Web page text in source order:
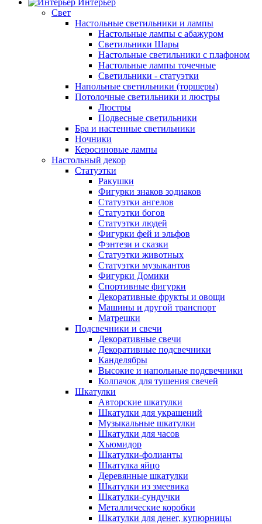
Интерьер
Свет
Настольные светильники и лампы
Настольные лампы с абажуром
Светильники Шары
Настольные светильники с плафоном
Настольные лампы точечные
Светильники - статуэтки
Напольные светильники (торшеры)
Потолочные светильники и люстры
Люстры
Подвесные светильники
Бра и настенные светильники
Ночники
Керосиновые лампы
Настольный декор
Статуэтки
Ракушки
Фигурки знаков зодиаков
Статуэтки ангелов
Статуэтки богов
Статуэтки людей
Фигурки фей и эльфов
Фэнтези и сказки
Статуэтки животных
Статуэтки музыкантов
Фигурки Домики
Спортивные фигурки
Декоративные фрукты и овощи
Машины и другой транспорт
Матрешки
Подсвечники и свечи
Декоративные свечи
Декоративные подсвечники
Канделябры
Высокие и напольные подсвечники
Колпачок для тушения свечей
Шкатулки
Авторские шкатулки
Шкатулки для украшений
Музыкальные шкатулки
Шкатулки для часов
Хьюмидор
Шкатулки-фолианты
Шкатулка яйцо
Деревянные шкатулки
Шкатулки из змеевика
Шкатулки-сундучки
Металлические коробки
Шкатулки для денег, купюрницы